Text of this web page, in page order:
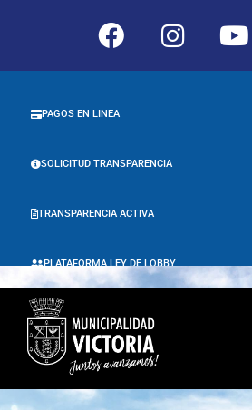
PLATAFORMA LEY DE LOBBY
TRANSPARENCIA ACTIVA
SOLICITUD TRANSPARENCIA
PAGOS EN LINEA